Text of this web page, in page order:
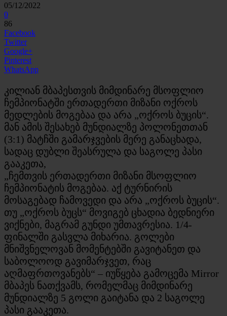
05/12/2022
0
86
Facebook
Twitter
Google+
Pinterest
WhatsApp
კილიან მბაპესთვის მიმდინარე მსოფლიო
ჩემპიონატში ერთადერთი მიზანი ოქროს
მედლების მოგებაა და არა „ოქროს ბუცის“.
მან ამის შესახებ მუნდიალზე პოლონეთთან
(3:1) მატჩში გამარჯვების მერე განაცხადა,
სადაც დუბლი შეასრულა და საგოლე პასი
გააკეთა,
„ჩემთვის ერთადერთი მიზანი მსოფლიო
ჩემპიონატის მოგებაა. აქ ტურნირის
მოსაგებად ჩამოვედი და არა „ოქროს ბუცის“.
თუ „ოქროს ბუცს“ მოვიგებ ცხადია ბედნიერი
ვიქნები, მაგრამ გუნდი უმთავრესია. 1/4-
ფინალში გასვლა მიხარია. გოლები
მნიშვნელოვან მომენტებში გავიტანეთ და
საბოლოოდ გავიმარჯვეთ, რაც
აღმაფრთოვანებს“ – იუწყება გამოცემა Mirror
მბაპეს ნათქვამს, რომელმაც მიმდინარე
მუნდიალზე 5 გოლი გაიტანა და 2 საგოლე
პასი გააკეთა.